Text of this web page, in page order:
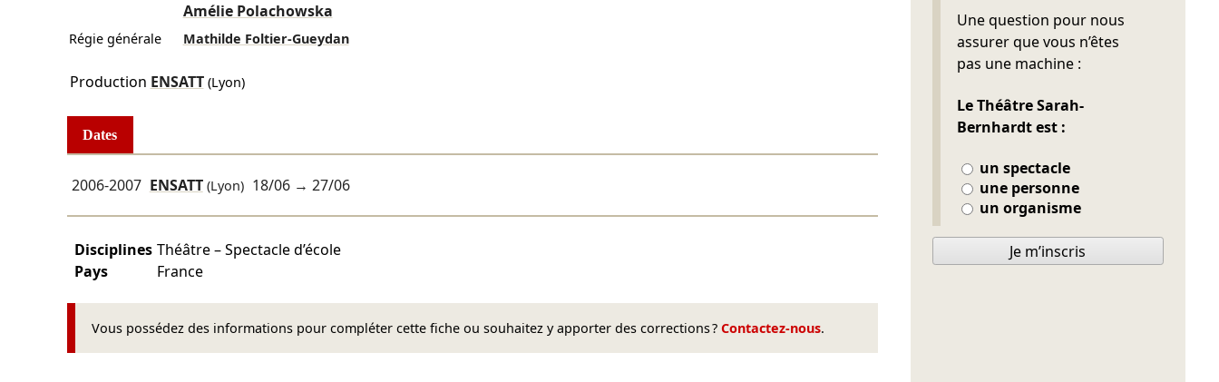
Amélie Polachowska
Régie générale Mathilde Foltier-Gueydan
Production ENSATT(Lyon)
Dates
2006-2007 ENSATT(Lyon) 18/06→ 27/06
Disciplines Théâtre – Spectacle d’école
Pays
France
Vous possédez des informations pour compléter cette fiche ou souhaitez y apporter des corrections ? Contactez-nous.
Une question pour nous
assurer que vous n’êtes
pas une machine :
Le Théâtre Sarah-
Bernhardt est :
un spectacle
une personne
un organisme
Ne pas remplir
Je m’inscris